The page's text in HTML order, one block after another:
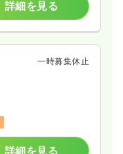
詳細を見る
一時募集休止
詳細を見る